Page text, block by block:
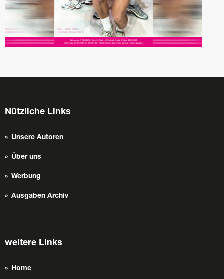
Nützliche Links
Unsere Autoren
Über uns
Werbung
Ausgaben Archiv
weitere Links
Home